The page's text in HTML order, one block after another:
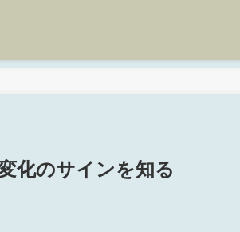
化のサインを知る